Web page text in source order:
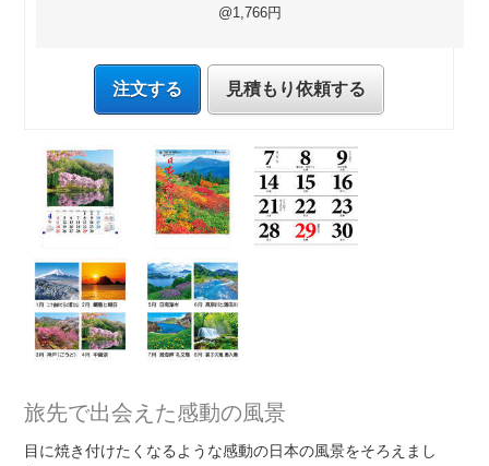
@1,766円
注文する 見積もり依頼する
旅先で出会えた感動の風景
目に焼き付けたくなるような感動の日本の風景をそろえまし